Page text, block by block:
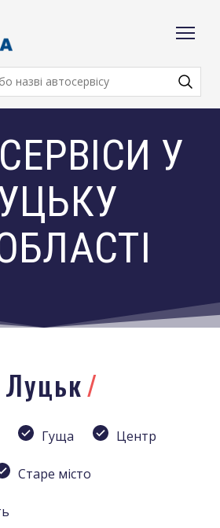
У
Луцьк
Гуща Центр
Старе місто